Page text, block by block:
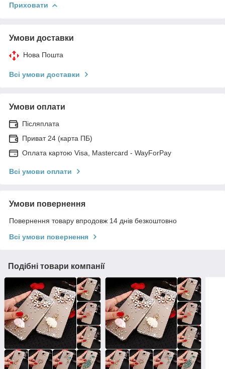
Приховати
Умови доставки
Нова Пошта
Всі умови доставки
Умови оплати
Післяплата
Приват 24 (карта ПБ)
Оплата картою Visa, Mastercard - WayForPay
Всі умови оплати
Умови повернення
Повернення товару впродовж 14 днів безкоштовно
Всі умови повернення
Подібні товари компанії